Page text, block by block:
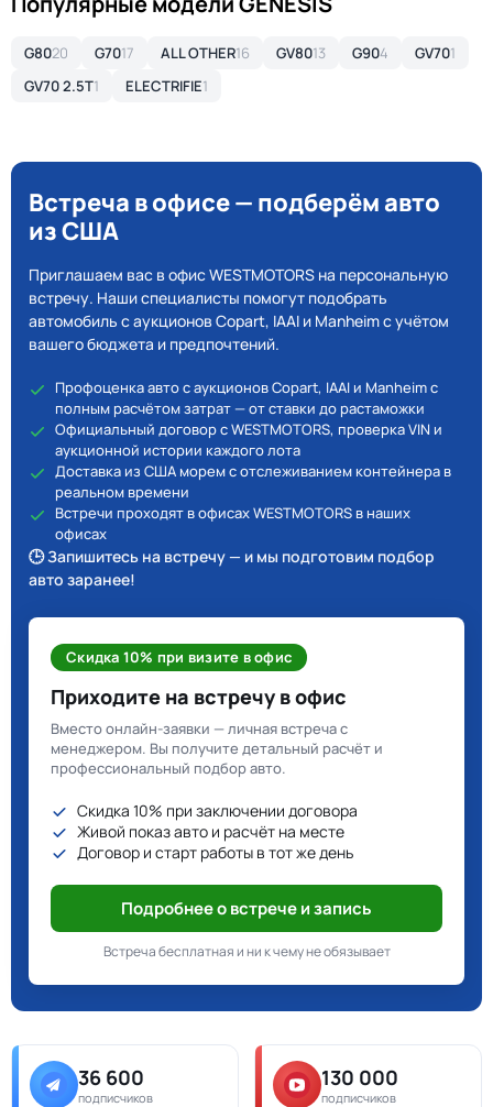
G8020 G7017 ALL OTHER16 GV8013 G904 GV701
GV70 2.5T1 ELECTRIFIE1
Встреча в офисе — подберём авто
из США
Приглашаем вас в офис WESTMOTORS на персональную
встречу. Наши специалисты помогут подобрать
автомобиль с аукционов Copart, IAAI и Manheim с учётом
вашего бюджета и предпочтений.
Профоценка авто с аукционов Copart, IAAI и Manheim с
полным расчётом затрат — от ставки до растаможки
Официальный договор с WESTMOTORS, проверка VIN и
аукционной истории каждого лота
Доставка из США морем с отслеживанием контейнера в
реальном времени
Встречи проходят в офисах WESTMOTORS в наших
офисах
🕒 Запишитесь на встречу — и мы подготовим подбор
авто заранее!
Скидка 10% при визите в офис
Приходите на встречу в офис
Вместо онлайн-заявки — личная встреча с
менеджером. Вы получите детальный расчёт и
профессиональный подбор авто.
Скидка 10% при заключении договора
Живой показ авто и расчёт на месте
Договор и старт работы в тот же день
Подробнее о встрече и запись
Встреча бесплатная и ни к чему не обязывает
36 600
подписчиков
130 000
подписчиков